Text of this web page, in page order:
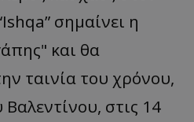
σημαίνει η
και θα
ταινία του χρόνου,
στις 14
YouTube
.youtube.com